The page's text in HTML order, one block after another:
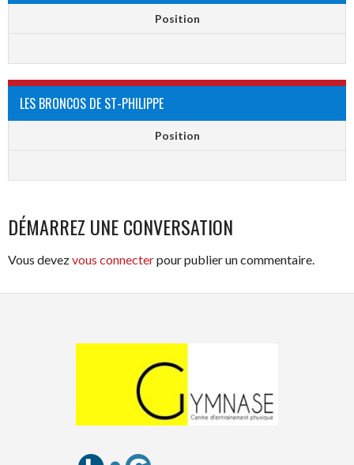
Position
LES BRONCOS DE ST-PHILIPPE
Position
DÉMARREZ UNE CONVERSATION
Vous devezvous connecterpour publier un commentaire.